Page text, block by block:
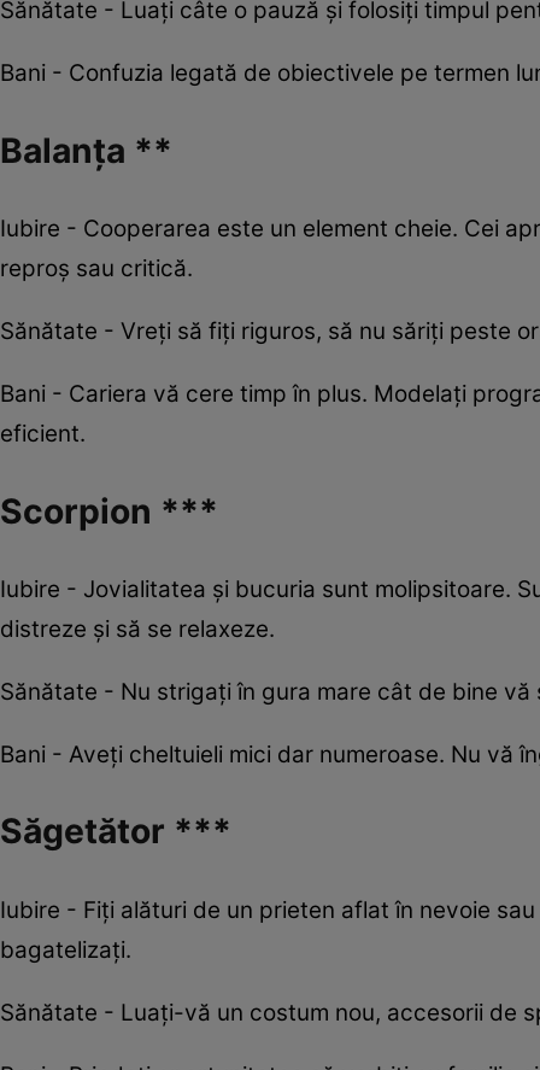
Sănătate - Luaţi câte o pauză şi folosiţi timpul
Bani - Confuzia legată de obiectivele pe termen
Balanța **
Iubire - Cooperarea este un element cheie. Cei
reproș sau critică.
Sănătate - Vreți să fiți riguros, să nu săriți peste
Bani - Cariera vă cere timp în plus. Modelați
eficient.
Scorpion ***
Iubire - Jovialitatea și bucuria sunt molipsitoare.
distreze și să se relaxeze.
Sănătate - Nu strigați în gura mare cât de bine
Bani - Aveți cheltuieli mici dar numeroase. Nu vă
Săgetător ***
Iubire - Fiţi alături de un prieten aflat în nevoie
bagatelizaţi.
Sănătate - Luaţi-vă un costum nou, accesorii de